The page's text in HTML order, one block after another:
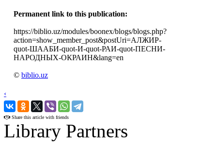
Permanent link to this publication:
https://biblio.uz/modules/boonex/blogs/blogs.php?
action=show_member_post&postUri=АЛЖИР-
quot-ШААБИ-quot-И-quot-РАИ-quot-ПЕСНИ-
НАРОДНЫХ-ОКРАИН&lang=en
© biblio.uz
‹
›
Share this article with friends
Library Partners